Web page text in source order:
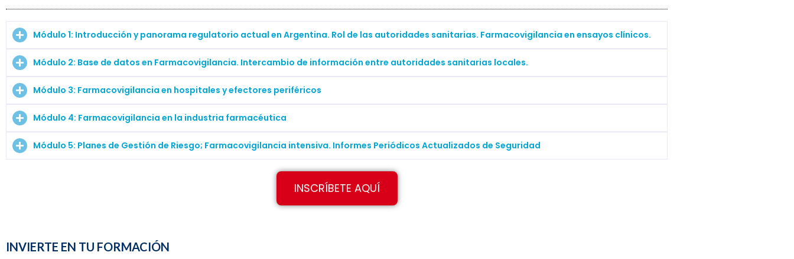
Módulo 1: Introducción y panorama regulatorio actual en Argentina. Rol de las autoridades sanitarias. Farmacovigilancia en ensayos clínicos.
Módulo 2: Base de datos en Farmacovigilancia. Intercambio de información entre autoridades sanitarias locales.
Módulo 3: Farmacovigilancia en hospitales y efectores periféricos
Módulo 4: Farmacovigilancia en la industria farmacéutica
Módulo 5: Planes de Gestión de Riesgo; Farmacovigilancia intensiva. Informes Periódicos Actualizados de Seguridad
INSCRÍBETE AQUÍ
INVIERTE EN TU FORMACIÓN